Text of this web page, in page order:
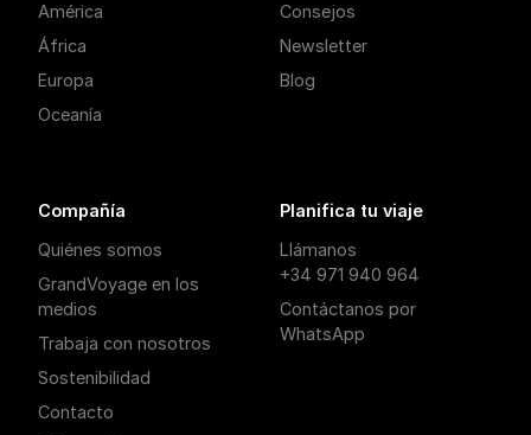
América
África
Europa
Oceanía
Consejos
Newsletter
Blog
Compañía
Quiénes somos
GrandVoyage en los
medios
Trabaja con nosotros
Sostenibilidad
Contacto
Planifica tu viaje
Llámanos
+34 971 940 964
Contáctanos por
WhatsApp